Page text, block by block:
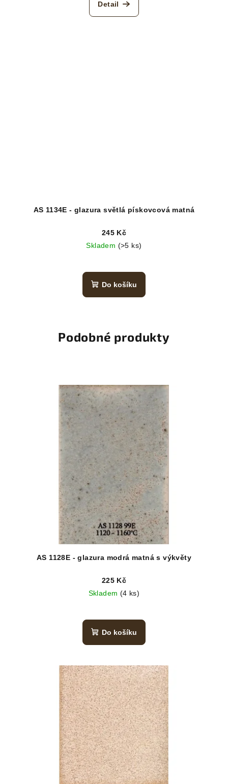
Detail
AS 1134E - glazura světlá pískovcová matná
245 Kč
Skladem (>5 ks)
Do košíku
Podobné produkty
AS 1128E - glazura modrá matná s výkvěty
225 Kč
Skladem (4 ks)
Do košíku